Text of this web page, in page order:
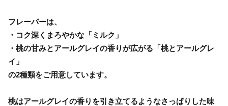
フレーバーは、
・コク深くまろやかな「ミルク」
・桃の甘みとアールグレイの香りが広がる「桃とアールグレ
イ」
の2種類をご用意しています。
桃はアールグレイの香りを引き立てるようなさっぱりした味